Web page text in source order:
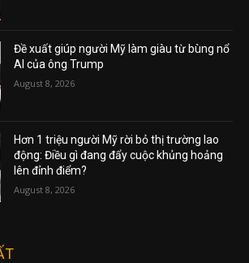
Đề xuất giúp người Mỹ làm giàu từ bùng nổ
AI của ông Trump
August 8, 2026
Hơn 1 triệu người Mỹ rời bỏ thị trường lao
động: Điều gì đang đẩy cuộc khủng hoảng
lên đỉnh điểm?
August 8, 2026